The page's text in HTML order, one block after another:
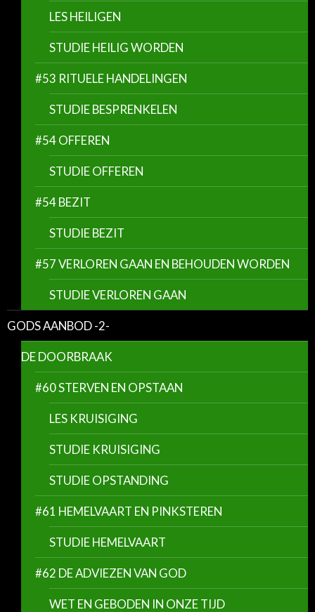
LES HEILIGEN
STUDIE HEILIG WORDEN
#53 RITUELE HANDELINGEN
STUDIE BESPRENKELEN
#54 OFFEREN
STUDIE OFFEREN
#54 BEZIT
STUDIE BEZIT
#57 VERLOREN GAAN EN BEHOUDEN WORDEN
STUDIE VERLOREN GAAN
GODS AANBOD -2-
DE DOORBRAAK
#60 STERVEN EN OPSTAAN
LES KRUISIGING
STUDIE KRUISIGING
STUDIE OPSTANDING
#61 HEMELVAART EN PINKSTEREN
STUDIE HEMELVAART
#62 DE ADVIEZEN VAN GOD
WET EN GEBODEN IN ONZE TIJD